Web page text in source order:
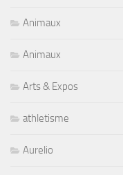
Animaux
Animaux
Arts & Expos
athletisme
Aurelio